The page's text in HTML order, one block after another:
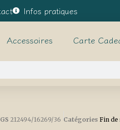
Infos pratiques
Accessoires Carte
212494/16269/36 Catégories Fin de